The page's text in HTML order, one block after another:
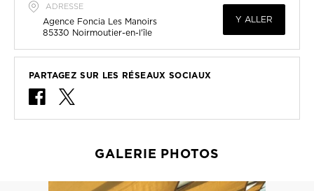
ADRESSE
Agence Foncia Les Manoirs
85330 Noirmoutier-en-l'île
Y ALLER
PARTAGEZ SUR LES RÉSEAUX SOCIAUX
GALERIE PHOTOS